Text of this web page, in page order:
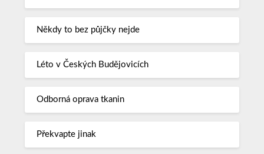
Někdy to bez půjčky nejde
Léto v Českých Budějovicích
Odborná oprava tkanin
Překvapte jinak